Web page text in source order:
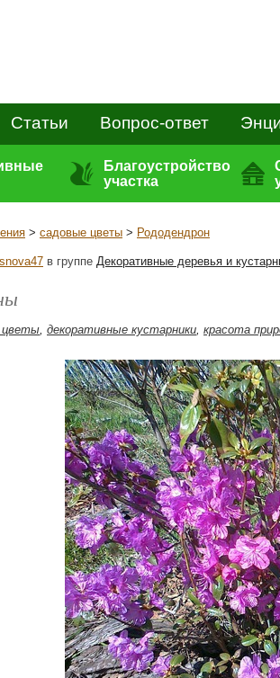
Статьи Вопрос-ответ
Благоустройство
участка
> садовые цветы > Рододендрон
в группе Декоративные деревья и
цветы, декоративные кустарники, красота